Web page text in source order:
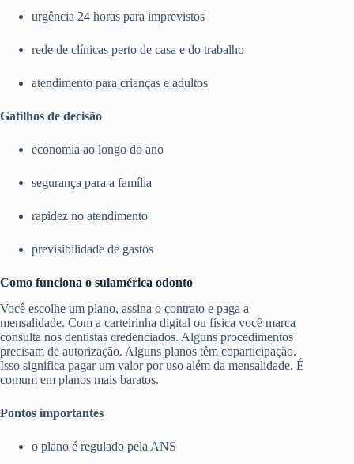
urgência 24 horas para imprevistos
rede de clínicas perto de casa e do trabalho
atendimento para crianças e adultos
Gatilhos de decisão
economia ao longo do ano
segurança para a família
rapidez no atendimento
previsibilidade de gastos
Como funciona o sulamérica odonto
Você escolhe um plano, assina o contrato e paga a
mensalidade. Com a carteirinha digital ou física você marca
consulta nos dentistas credenciados. Alguns procedimentos
precisam de autorização. Alguns planos têm coparticipação.
Isso significa pagar um valor por uso além da mensalidade. É
comum em planos mais baratos.
Pontos importantes
o plano é regulado pela ANS